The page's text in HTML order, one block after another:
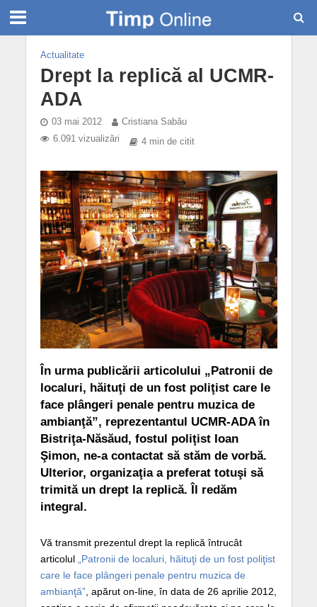
Actualitate
Drept la replică al UCMR-
ADA
03 mai 2012
Cristiana Sabău
6.091 vizualizări
4 min de citit
În urma publicării articolului „Patronii de
localuri, hăituţi de un fost poliţist care le
face plângeri penale pentru muzica de
ambianţă”, reprezentantul UCMR-ADA în
Bistriţa-Năsăud, fostul poliţist Ioan
Şimon, ne-a contactat să stăm de vorbă.
Ulterior, organizaţia a preferat totuşi să
trimită un drept la replică. Îl redăm
integral.
Vă transmit prezentul drept la replică întrucât
articolul
„Patronii de localuri, hăituţi de un fost poliţist
care le face plângeri penale pentru muzica de
ambianţă”, apărut on-line, în data de 26 aprilie 2012,